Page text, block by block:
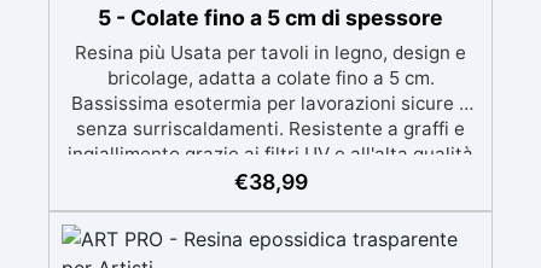
5 - Colate fino a 5 cm di spessore
Resina più Usata per tavoli in legno, design e
bricolage, adatta a colate fino a 5 cm.
Bassissima esotermia per lavorazioni sicure e
senza surriscaldamenti. Resistente a graffi e
ingiallimento grazie ai filtri UV e all'alta qualità
meccanica. Bassa viscosità per eliminare bolle
BPA/VOC free e certificata per il contatto
prolungato con la pelle.
€38,99